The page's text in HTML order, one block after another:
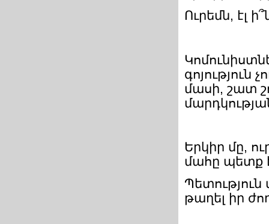
Ուրեմն, էլ
գոյություն
մասի, շատ
Երկիր մը,
մահը պետք է
թաղել իր